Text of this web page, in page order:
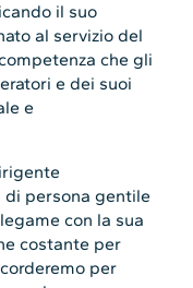
il suo
al servizio del
che gli
e dei suoi
e
di persona gentile
con la sua
costante per
per